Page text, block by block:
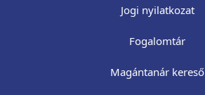
Jogi nyilatkozat
Fogalomtár
Magántanár kereső